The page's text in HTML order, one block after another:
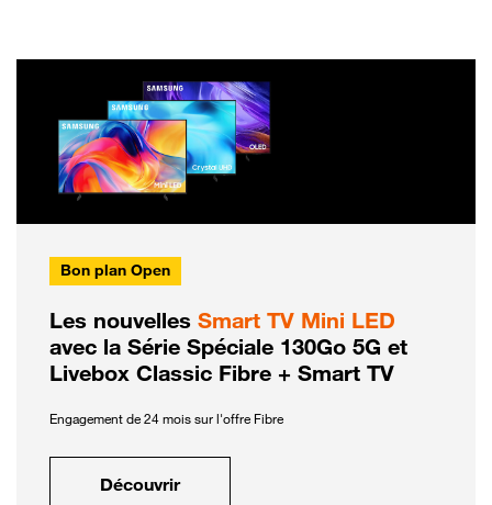
Bon plan Open
Les nouvelles Smart TV Mini LED
avec la Série Spéciale 130Go 5G et
Livebox Classic Fibre + Smart TV
Engagement de 24 mois sur l'offre Fibre
Découvrir